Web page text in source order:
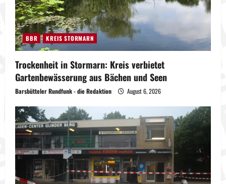
BBR KREIS STORMARN
Trockenheit in Stormarn: Kreis verbietet
Gartenbewässerung aus Bächen und Seen
Barsbütteler Rundfunk - die Redaktion August 6, 2026